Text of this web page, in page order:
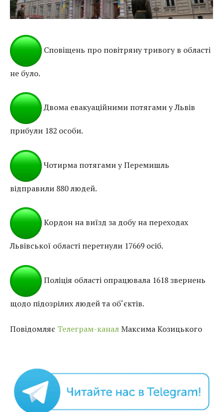
Сповіщень про повітряну тривогу в області
не було.
Двома евакуаційними потягами у Львів
прибули 182 особи.
Чотирма потягами у Перемишль
відправили 880 людей.
Кордон на виїзд за добу на переходах
Львівської області перетнули 17669 осіб.
Поліція області опрацювала 1618 звернень
щодо підозрілих людей та об‘єктів.
Повідомляє Телеграм-каналМаксима Козицького